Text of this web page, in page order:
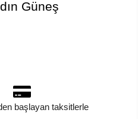
Güneş
başlayan taksitlerle